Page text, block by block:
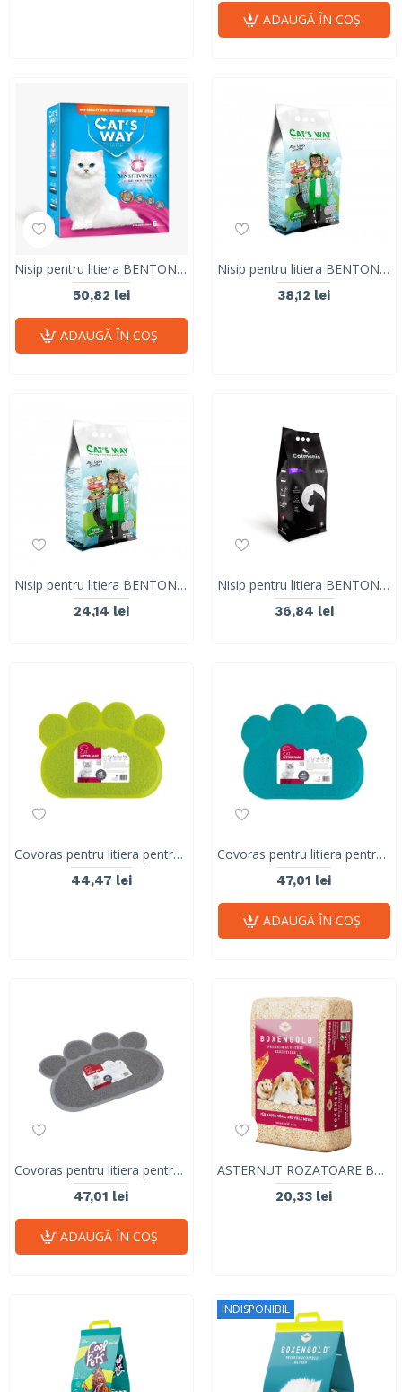
ADAUGĂ ÎN COŞ
Nisip pentru litiera BENTONITA, CAT'S WAY, Baby Powder, 6L
50,82 lei
ADAUGĂ ÎN COŞ
Nisip pentru litiera BENTONITA, CAT'S WAY, ALOE VERA, 10L, 8.5KG
38,12 lei
Nisip pentru litiera BENTONITA, CAT'S WAY, ALOE VERA, 5L, 4.25KG
24,14 lei
Nisip pentru litiera BENTONITA CATMANIA, LAVANDA, 10L
36,84 lei
Covoras pentru litiera pentru pisici, forma labuta, M-PETS, verde, 60x45 cm
44,47 lei
Covoras pentru litiera pentru pisici, forma labuta, M-PETS, turcoaz, 60x45 cm
47,01 lei
ADAUGĂ ÎN COŞ
Covoras pentru litiera pentru pisici, forma labuta, M-PETS, gri, 60x45 cm
47,01 lei
ADAUGĂ ÎN COŞ
ASTERNUT ROZATOARE BOXENGOLD KLEINTIERE, 4.5kg
20,33 lei
INDISPONIBIL